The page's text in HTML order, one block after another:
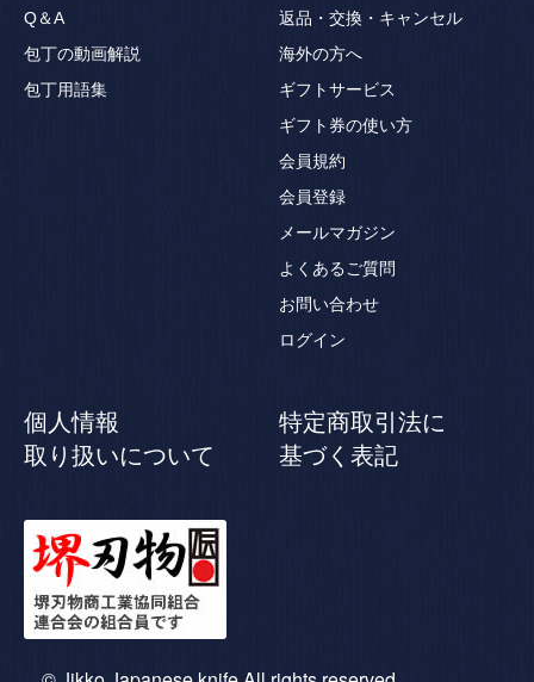
Q＆A
包丁の動画解説
包丁用語集
返品・交換・キャンセル
海外の方へ
ギフトサービス
ギフト券の使い方
会員規約
会員登録
メールマガジン
よくあるご質問
お問い合わせ
ログイン
個人情報
取り扱いについて
特定商取引法に
基づく表記